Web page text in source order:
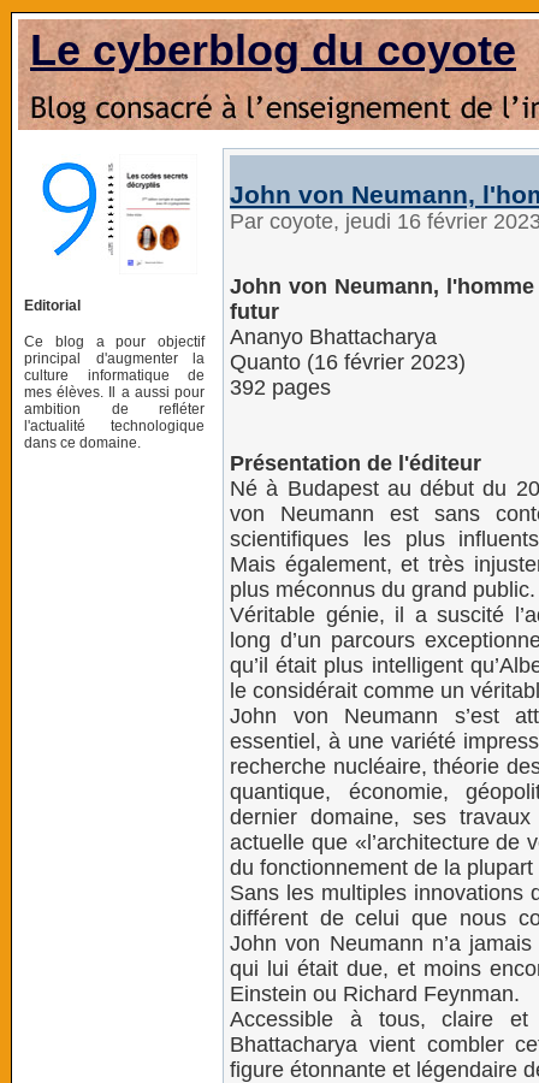
Le cyberblog du coyote
Editorial
Ce blog a pour objectif
principal d'augmenter la
culture informatique de
mes élèves. Il a aussi pour
ambition de refléter
l'actualité technologique
dans ce domaine.
John von Neumann,
Par coyote, jeudi 16 février
John von Neumann,
futur
Ananyo Bhattacharya
Quanto (16 février 2023)
392 pages
Présentation de l'éditeur
Né à Budapest au début du
von Neumann est sans
scientifiques les plus
Mais également, et très
plus méconnus du grand public.
Véritable génie, il a suscité
long d’un parcours
qu’il était plus intelligent
le considérait comme un
John von Neumann s’est
essentiel, à une variété
recherche nucléaire, théorie
quantique, économie,
dernier domaine, ses
actuelle que «l’architecture de
du fonctionnement de la
Sans les multiples innovations
différent de celui que nous
John von Neumann n’a
qui lui était due, et moins
Einstein ou Richard Feynman.
Accessible à tous, claire et
Bhattacharya vient combler
figure étonnante et légendaire